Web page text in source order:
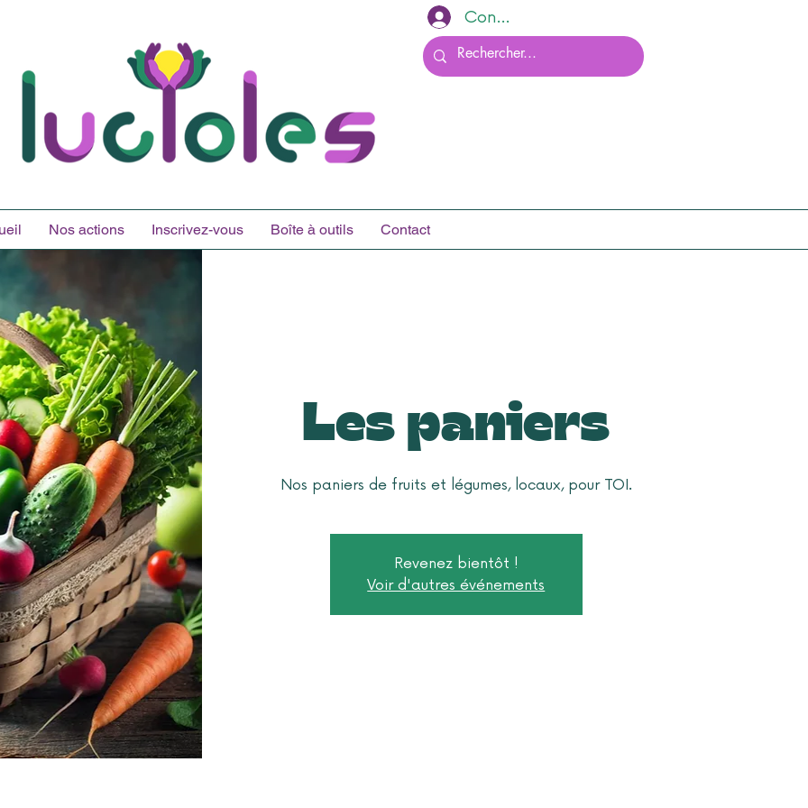
Connexion
Nos actions Inscrivez-vous Boîte à outils Contact
Les paniers
Nos paniers de fruits et légumes, locaux, pour TOI.
Revenez bientôt !
Voir d'autres événements